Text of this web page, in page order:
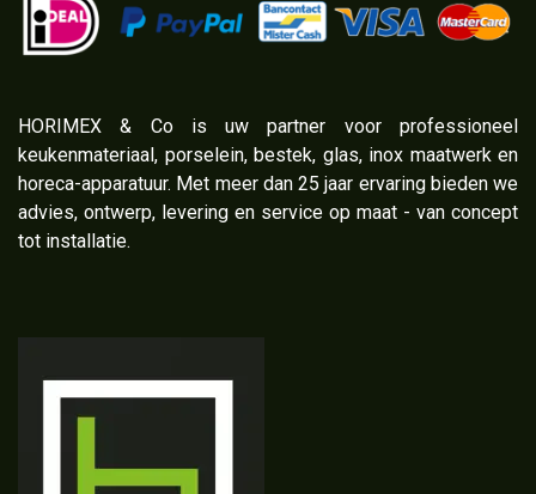
​HORIMEX & Co is uw partner voor professioneel
keukenmateriaal, porselein, bestek, glas, inox maatwerk en
horeca-apparatuur. Met meer dan 25 jaar ervaring bieden we
advies, ontwerp, levering en service op maat - van concept
tot installatie.